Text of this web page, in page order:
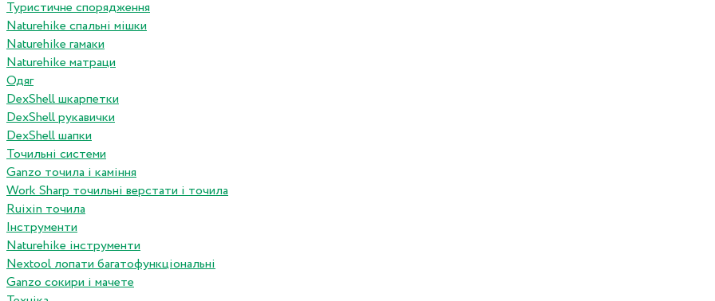
Туристичне спорядження
Naturehike спальні мішки
Naturehike гамаки
Naturehike матраци
Одяг
DexShell шкарпетки
DexShell рукавички
DexShell шапки
Точильні системи
Ganzo точила і каміння
Work Sharp точильні верстати і точила
Ruixin точила
Інструменти
Naturehike інструменти
Nextool лопати багатофункціональні
Ganzo сокири і мачете